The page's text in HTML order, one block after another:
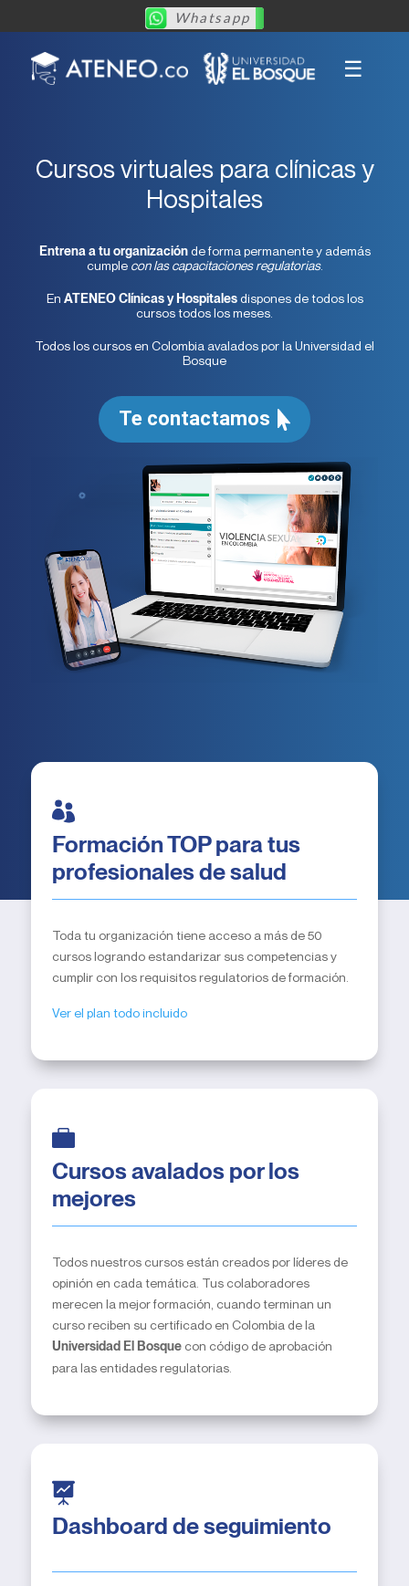
Whatsapp
☰
Cursos virtuales para clínicas y
Hospitales
Entrena a tu organizaciónde forma permanente y además
cumple con las capacitaciones regulatorias.
En ATENEO Clínicas y Hospitalesdispones de todos los
cursos todos los meses.
Todos los cursos en Colombia avalados por la Universidad el
Bosque
Te contactamos
Formación TOP para tus
profesionales de salud
Toda tu organización tiene acceso a más de 50
cursos logrando estandarizar sus competencias y
cumplir con los requisitos regulatorios de formación.
Ver el plan todo incluido
Cursos avalados por los
mejores
Todos nuestros cursos están creados por líderes de
opinión en cada temática. Tus colaboradores
merecen la mejor formación, cuando terminan un
curso reciben su certificado en Colombia de la
Universidad El Bosque con código de aprobación
para las entidades regulatorias.
Dashboard de seguimiento